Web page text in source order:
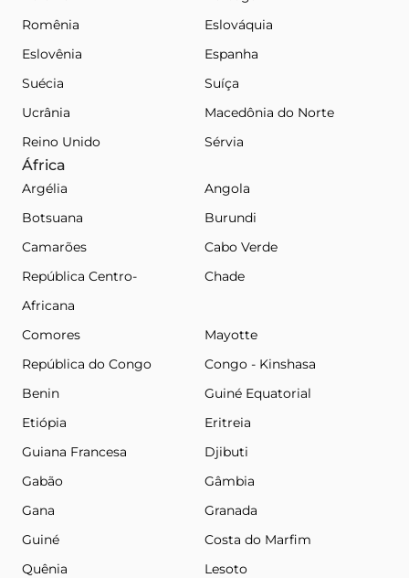
Romênia
Eslováquia
Eslovênia
Espanha
Suécia
Suíça
Ucrânia
Macedônia do Norte
Reino Unido
Sérvia
África
Argélia
Angola
Botsuana
Burundi
Camarões
Cabo Verde
República Centro-
Africana
Chade
Comores
Mayotte
República do Congo
Congo - Kinshasa
Benin
Guiné Equatorial
Etiópia
Eritreia
Guiana Francesa
Djibuti
Gabão
Gâmbia
Gana
Granada
Guiné
Costa do Marfim
Quênia
Lesoto